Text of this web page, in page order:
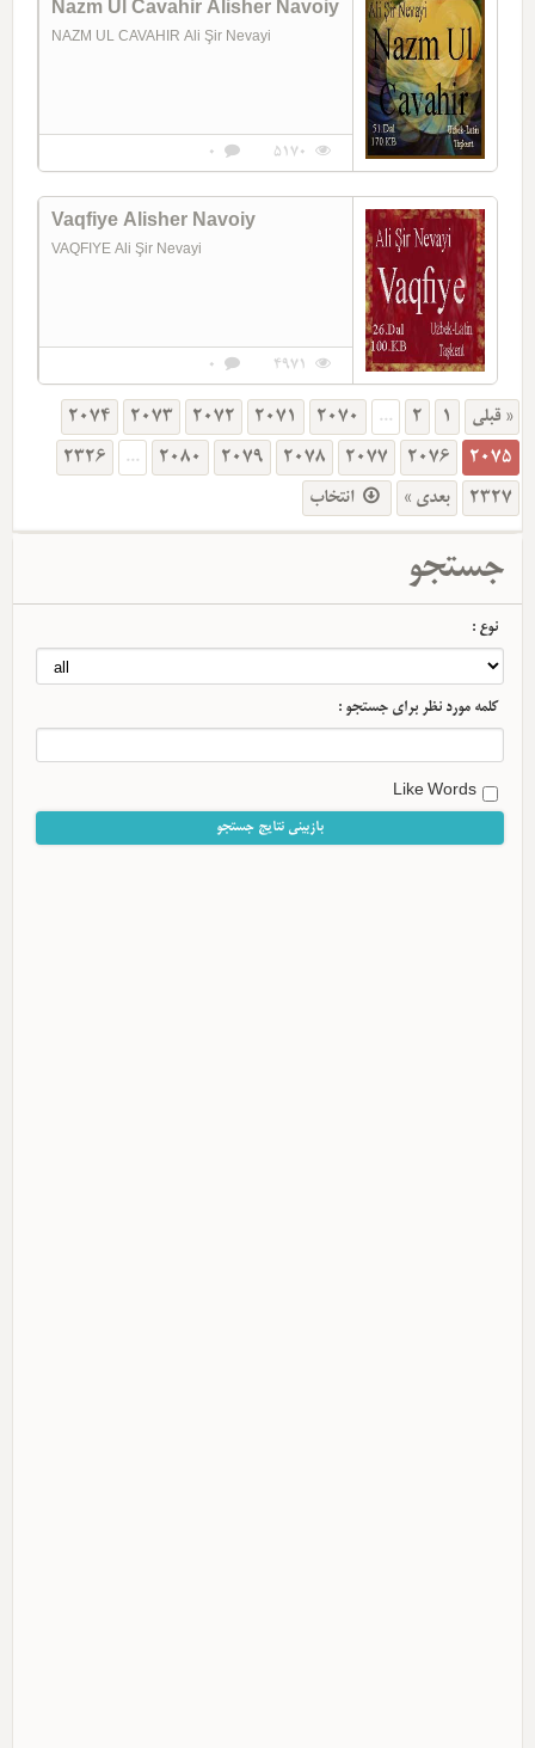
Nazm Ul Cavahir Alisher Navoiy
NAZM UL CAVAHIR Ali Şir Nevayi
5170
0
Vaqfiye Alisher Navoiy
VAQFIYE Ali Şir Nevayi
4971
0
« قبلی 1
2
...
2070
2071
2072
2073
2074
2075
2076
2077
2078
2079
2080
...
2326
2327 بعدی » انتخاب
جستجو
نوع :
کلمه مورد نظر برای جستجو :
Like Words